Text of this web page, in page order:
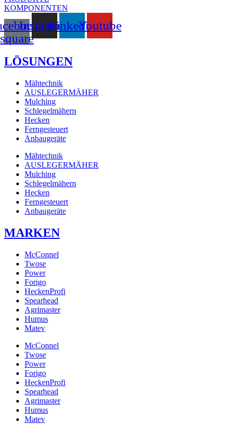
KOMPONENTEN
square
InstagramLinkedinYoutube
LÖSUNGEN
Mähtechnik
AUSLEGERMÄHER
Mulching
Schlegelmähern
Hecken
Ferngesteuert
Anbaugeräte
Mähtechnik
AUSLEGERMÄHER
Mulching
Schlegelmähern
Hecken
Ferngesteuert
Anbaugeräte
MARKEN
McConnel
Twose
Power
Forigo
HeckenProfi
Spearhead
Agrimaster
Humus
Matev
McConnel
Twose
Power
Forigo
HeckenProfi
Spearhead
Agrimaster
Humus
Matev